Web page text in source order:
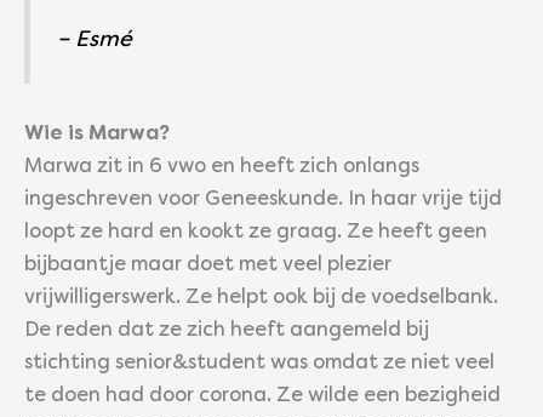
– Esmé
Wie is Marwa?
Marwa zit in 6 vwo en heeft zich onlangs
ingeschreven voor Geneeskunde. In haar vrije tijd
loopt ze hard en kookt ze graag. Ze heeft geen
bijbaantje maar doet met veel plezier
vrijwilligerswerk. Ze helpt ook bij de voedselbank.
De reden dat ze zich heeft aangemeld bij
stichting senior&student was omdat ze niet veel
te doen had door corona. Ze wilde een bezigheid